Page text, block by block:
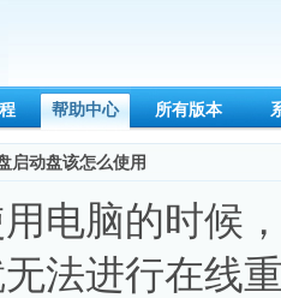
帮助中心 所有版本
启动盘该怎么使用
脑的时候，
法进行在线